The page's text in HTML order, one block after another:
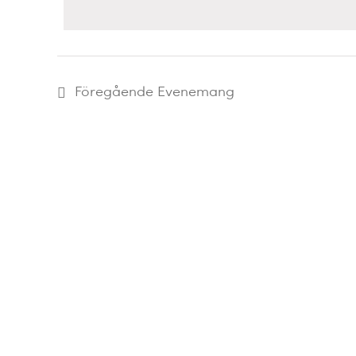
Föregående Evenemang